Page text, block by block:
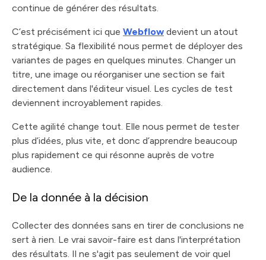
continue de générer des résultats.
C’est précisément ici que Webflow devient un atout
stratégique. Sa flexibilité nous permet de déployer des
variantes de pages en quelques minutes. Changer un
titre, une image ou réorganiser une section se fait
directement dans l'éditeur visuel. Les cycles de test
deviennent incroyablement rapides.
Cette agilité change tout. Elle nous permet de tester
plus d’idées, plus vite, et donc d’apprendre beaucoup
plus rapidement ce qui résonne auprès de votre
audience.
De la donnée à la décision
Collecter des données sans en tirer de conclusions ne
sert à rien. Le vrai savoir-faire est dans l'interprétation
des résultats. Il ne s'agit pas seulement de voir quel